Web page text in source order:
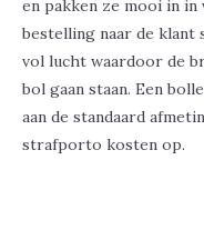
en pakken ze mooi in
bestelling naar de klant
vol lucht waardoor de
bol gaan staan. Een
aan de standaard
strafporto kosten op.